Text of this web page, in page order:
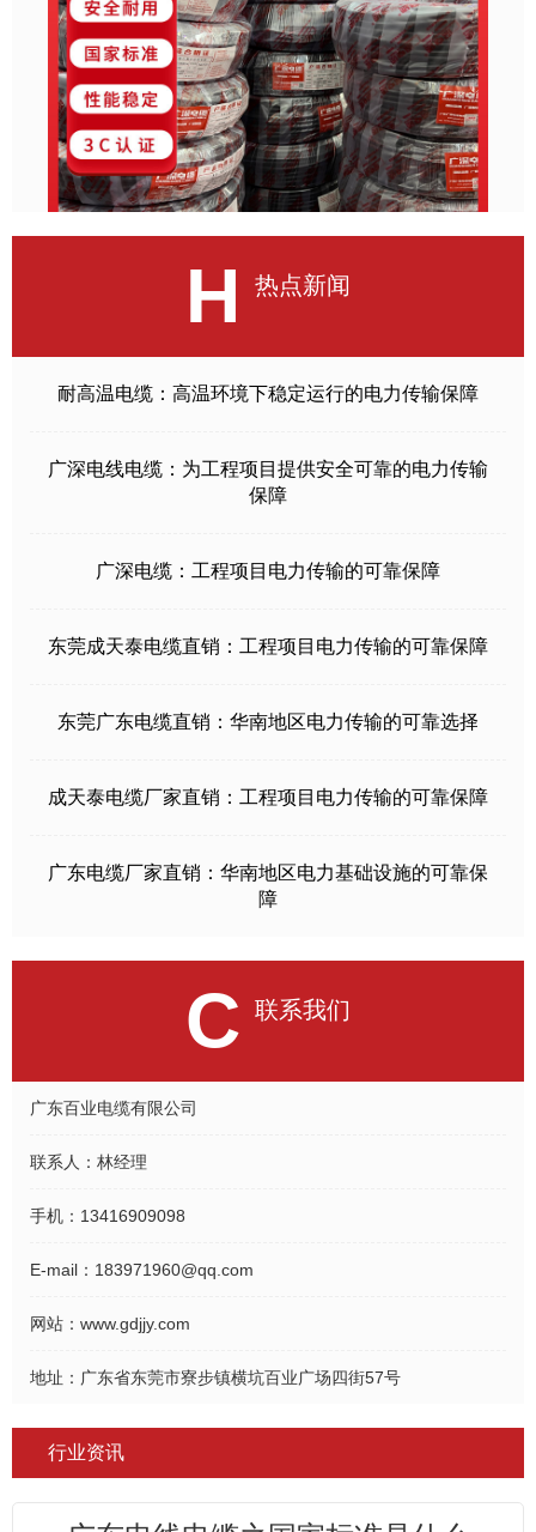
H 热点新闻
耐高温电缆：高温环境下稳定运行的电力传输保障
广深电线电缆：为工程项目提供安全可靠的电力传输
保障
广深电缆：工程项目电力传输的可靠保障
东莞成天泰电缆直销：工程项目电力传输的可靠保障
东莞广东电缆直销：华南地区电力传输的可靠选择
成天泰电缆厂家直销：工程项目电力传输的可靠保障
广东电缆厂家直销：华南地区电力基础设施的可靠保
障
C 联系我们
广东百业电缆有限公司
联系人： 林经理
手机： 13416909098
E-mail： 183971960@qq.com
网站： www.gdjjy.com
地址： 广东省东莞市寮步镇横坑百业广场四街57号
行业资讯